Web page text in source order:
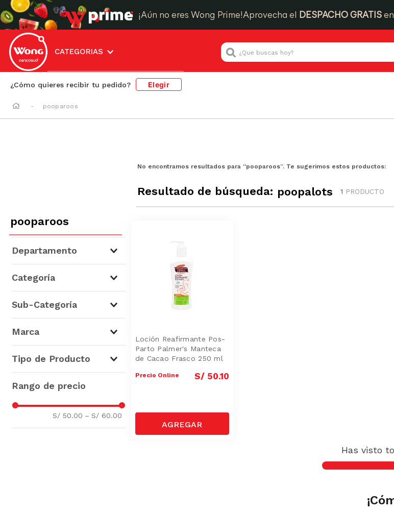
¡Aún no eres Wong Prime!Aprovecha el DESPACHO GRATIS
CATEGORIAS
¿Que buscas hoy?
¿Cómo quieres recibir tu pedido? Elegir
pooparoos
No encontramos resultados para “pooparoos”. Te sugerimos estos productos:
Resultado de búsqueda: poopalots 1 PRODUCTO
pooparoos
Departamento
Categoría
Sub-Categoría
Marca
Tipo de Producto
S/ 50.00 – S/ 60.00
Loción Reafirmante Pos-
Parto Palmer's Manteca
de Cacao Frasco 250 ml
Precio Online S/ 50.10
Has visto